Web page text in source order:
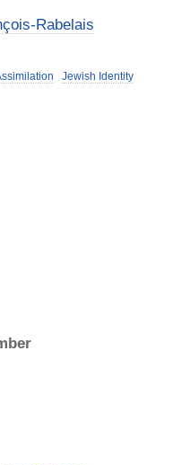
Rabelais
Jewish Identity